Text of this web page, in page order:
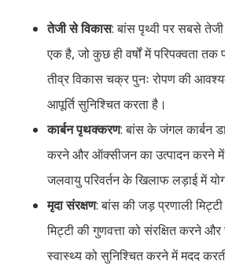
तेजी से विकास: बांस पृथ्वी पर सबसे
एक है, जो कुछ ही वर्षों में परिपक्वता
तीव्र विकास चक्र पुनः रोपण की
आपूर्ति सुनिश्चित करता है।
कार्बन पृथक्करण: बांस के जंगल कार्बन
करने और ऑक्सीजन का उत्पादन करने में
जलवायु परिवर्तन के खिलाफ लड़ाई में
मृदा संरक्षण: बांस की जड़ प्रणाली
मिट्टी की गुणवत्ता को संरक्षित करने
स्वास्थ्य को सुनिश्चित करने में मदद